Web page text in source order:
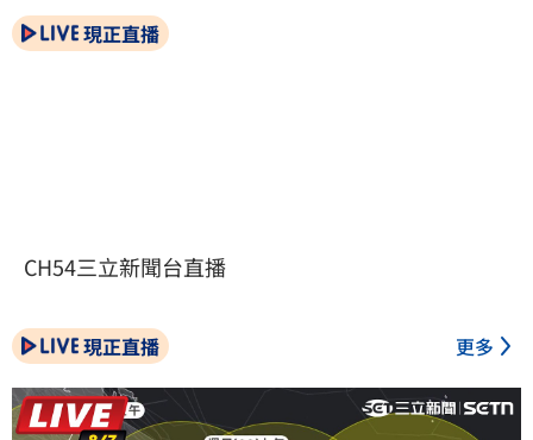
現正直播
CH54三立新聞台直播
現正直播 更多